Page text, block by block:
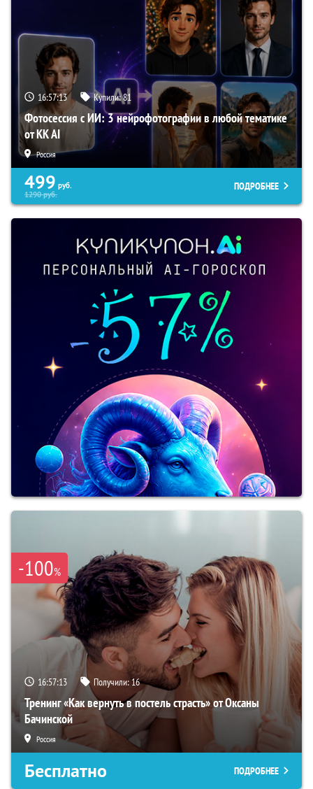
16:57:12 Купили:81
Фотосессия с ИИ: 3 нейрофотографии в любой тематике
от KK AI
Россия
499 руб.
1290руб.
ПОДРОБНЕЕ
-100%
16:57:12 Получили:16
Тренинг «Как вернуть в постель страсть» от Оксаны
Бачинской
Россия
Бесплатно ПОДРОБНЕЕ